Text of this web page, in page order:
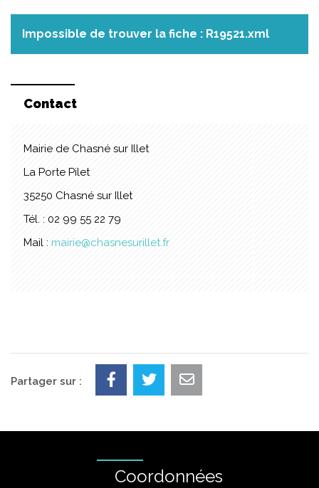
Impossible de trouver la fiche : R19521.xml
Contact
Mairie de Chasné sur Illet
La Porte Pilet
35250 Chasné sur Illet
Tél. : 02 99 55 22 79
Mail : mairie@chasnesurillet.fr
Partager sur :
Coordonnées